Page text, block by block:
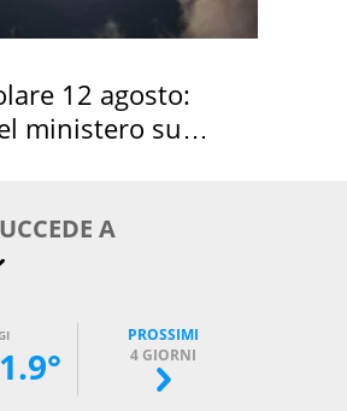
12 agosto:
ministero su